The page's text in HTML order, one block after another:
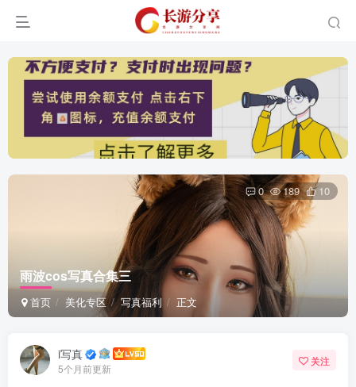
雨波cos写真合集三
首页 美化专区 写真福利 正文
0 189 10
i写真
5个月前更新
关注